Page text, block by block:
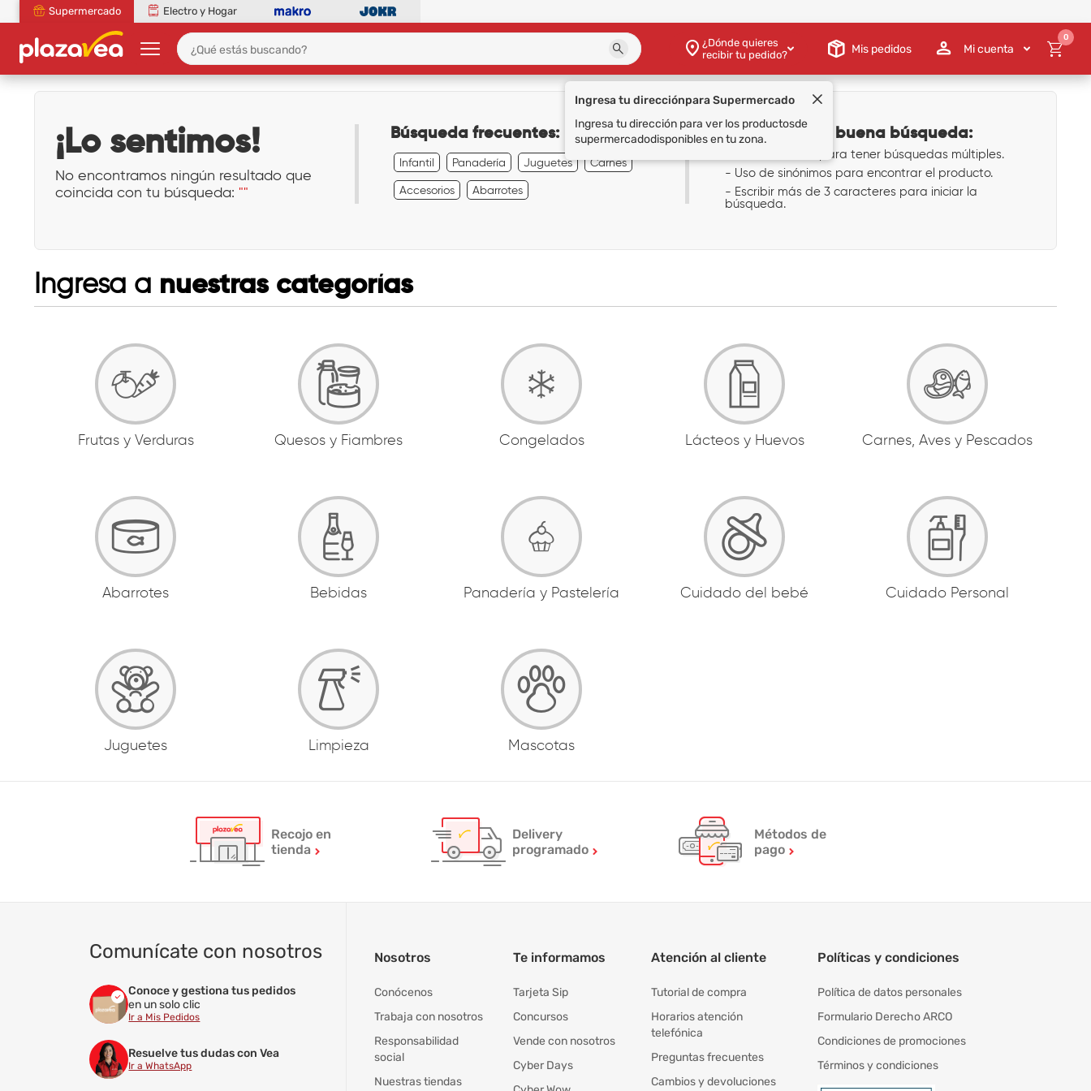
Supermercado Electro y Hogar
¿Dónde quieres
recibir tu pedido?
Mis pedidos Mi cuenta
0
Ingresa tu direcciónpara Supermercado
Ingresa tu dirección para ver los productosde
supermercadodisponibles en tu zona.
¡Lo sentimos!
No encontramos ningún resultado que
coincida con tu búsqueda: ""
Búsqueda frecuentes:
Infantil Panadería Juguetes Carnes
Accesorios Abarrotes
Tips para una buena búsqueda:
- Uso de comas para tener búsquedas múltiples.
- Uso de sinónimos para encontrar el producto.
- Escribir más de 3 caracteres para iniciar la
búsqueda.
Ingresa a nuestras categorías
Frutas y Verduras Quesos y Fiambres Congelados Lácteos y Huevos Carnes, Aves y Pescados
Abarrotes Bebidas Panadería y Pastelería Cuidado del bebé Cuidado Personal
Juguetes Limpieza Mascotas
Recojo en
tienda
Delivery
programado
Métodos de
pago
Comunícate con nosotros
Conoce y gestiona tus pedidos
en un solo clic
Ir a Mis Pedidos
Resuelve tus dudas con Vea
Ir a WhatsApp
Nosotros
Conócenos
Trabaja con nosotros
Responsabilidad
social
Nuestras tiendas
Te informamos
Tarjeta Sip
Concursos
Vende con nosotros
Cyber Days
Atención al cliente
Tutorial de compra
Horarios atención
telefónica
Preguntas frecuentes
Cambios y devoluciones
Políticas y condiciones
Política de datos personales
Formulario Derecho ARCO
Condiciones de promociones
Términos y condiciones